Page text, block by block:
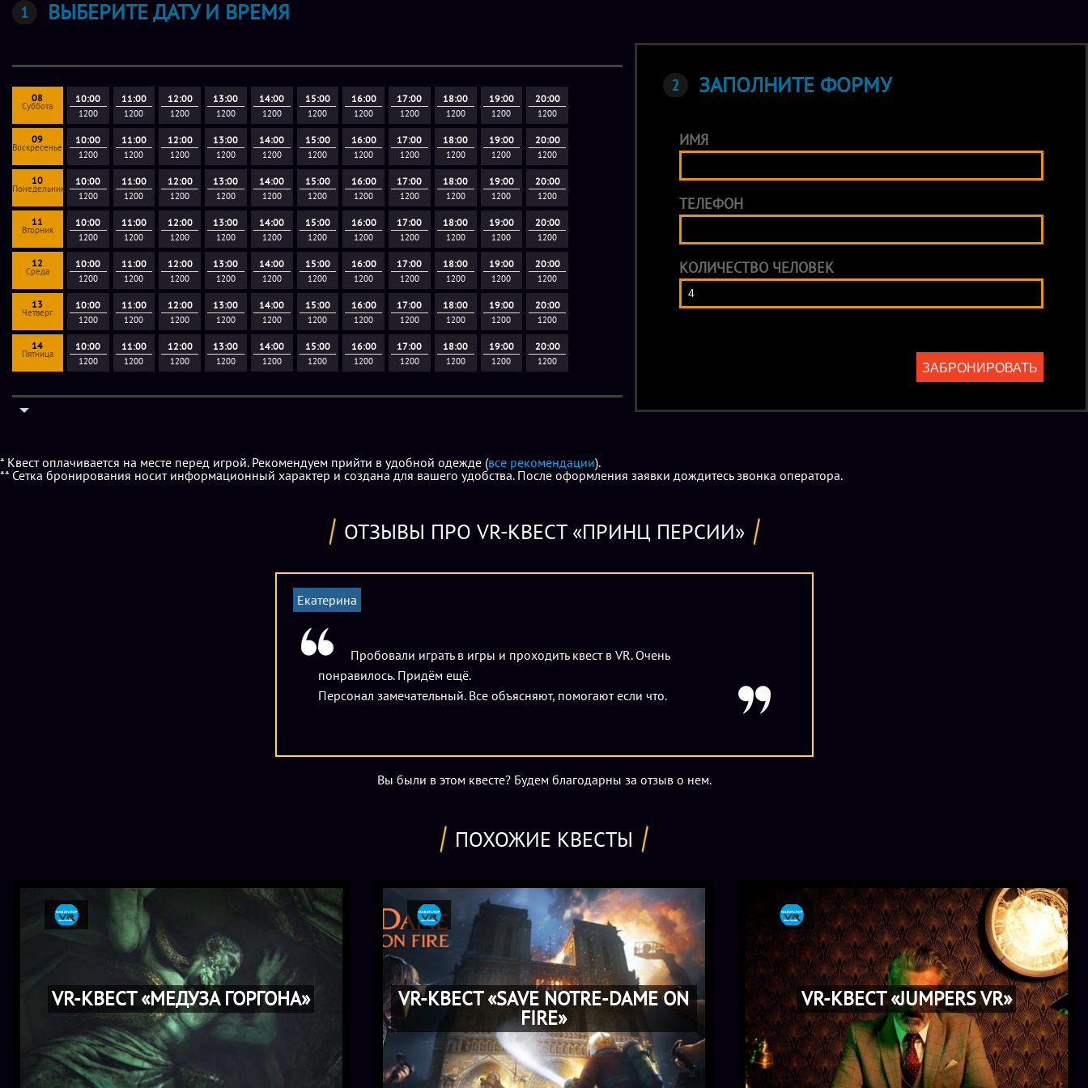
ВЫБЕРИТЕ ДАТУ И ВРЕМЯ
08
Суббота
10:00
1200
11:00
1200
12:00
1200
13:00
1200
14:00
1200
15:00
1200
16:00
1200
17:00
1200
18:00
1200
19:00
1200
20:00
1200
09
Воскресенье
10:00
1200
11:00
1200
12:00
1200
13:00
1200
14:00
1200
15:00
1200
16:00
1200
17:00
1200
18:00
1200
19:00
1200
20:00
1200
10
Понедельник
10:00
1200
11:00
1200
12:00
1200
13:00
1200
14:00
1200
15:00
1200
16:00
1200
17:00
1200
18:00
1200
19:00
1200
20:00
1200
11
Вторник
10:00
1200
11:00
1200
12:00
1200
13:00
1200
14:00
1200
15:00
1200
16:00
1200
17:00
1200
18:00
1200
19:00
1200
20:00
1200
12
Среда
10:00
1200
11:00
1200
12:00
1200
13:00
1200
14:00
1200
15:00
1200
16:00
1200
17:00
1200
18:00
1200
19:00
1200
20:00
1200
13
Четверг
10:00
1200
11:00
1200
12:00
1200
13:00
1200
14:00
1200
15:00
1200
16:00
1200
17:00
1200
18:00
1200
19:00
1200
20:00
1200
14
Пятница
10:00
1200
11:00
1200
12:00
1200
13:00
1200
14:00
1200
15:00
1200
16:00
1200
17:00
1200
18:00
1200
19:00
1200
20:00
1200
ЗАПОЛНИТЕ ФОРМУ
ИМЯ
ТЕЛЕФОН
КОЛИЧЕСТВО ЧЕЛОВЕК
ЗАБРОНИРОВАТЬ
* Квест оплачивается на месте перед игрой. Рекомендуем прийти в удобной одежде (все рекомендации).
** Сетка бронирования носит информационный характер и создана для вашего удобства. После оформления заявки дождитесь звонка оператора.
ОТЗЫВЫ ПРО VR-КВЕСТ «ПРИНЦ ПЕРСИИ»
Екатерина
Пробовали играть в игры и проходить квест в VR. Очень
понравилось. Придём ещё.
Персонал замечательный. Все объясняют, помогают если что.
Вы были в этом квесте? Будем благодарны за отзыв о нем.
ПОХОЖИЕ КВЕСТЫ
VR-КВЕСТ «МЕДУЗА ГОРГОНА» VR-КВЕСТ «SAVE NOTRE-DAME ON
FIRE»
VR-КВЕСТ «JUMPERS VR»